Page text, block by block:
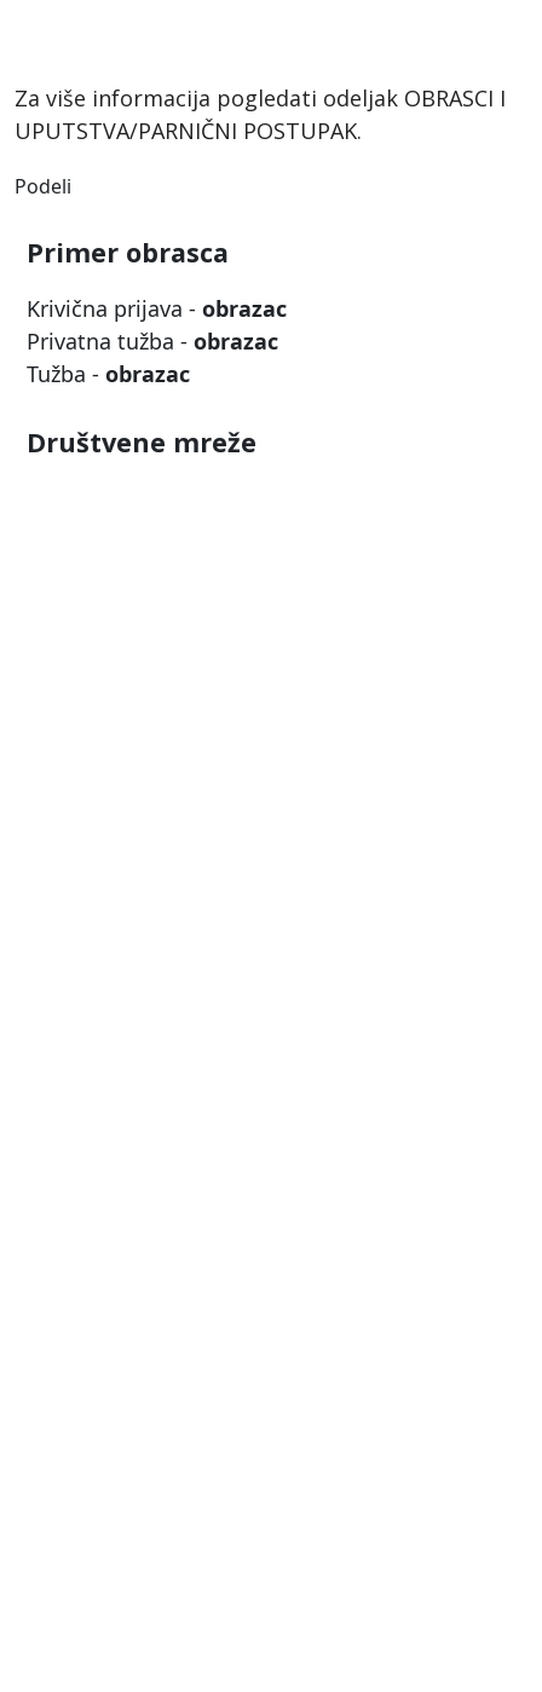
Za više informacija pogledati odeljak OBRASCI I
UPUTSTVA/PARNIČNI POSTUPAK.
Podeli
Primer obrasca
Krivična prijava - obrazac
Privatna tužba - obrazac
Tužba - obrazac
Društvene mreže